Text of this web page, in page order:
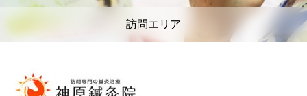
訪問エリア